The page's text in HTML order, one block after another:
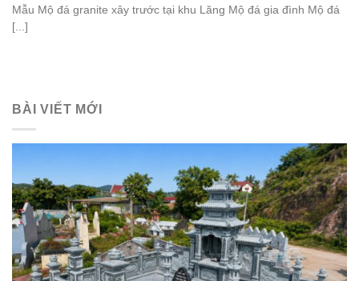
Mẫu Mộ đá granite xây trước tại khu Lăng Mộ đá gia đình Mộ đá
[...]
BÀI VIẾT MỚI